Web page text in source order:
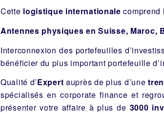
Cette logistique internationale comprend
Antennes physiques en Suisse, Maroc,
Interconnexion des portefeuilles
bénéficier du plus important portefeuille
Qualité d’Expert auprès de plus d’une
spécialisés en corporate finance et
présenter votre affaire à plus de 3000